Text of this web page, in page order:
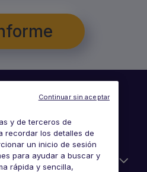
y de terceros de
recordar los detalles de
un inicio de sesión
para ayudar a buscar y
rápida y sencilla,
Continuar sin aceptar